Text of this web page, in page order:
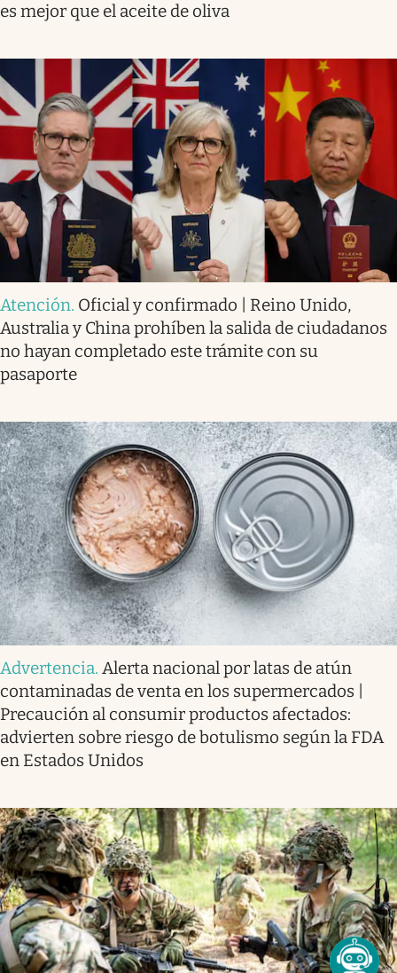
es mejor que el aceite de oliva
Atención. Oficial y confirmado | Reino Unido,
Australia y China prohíben la salida de ciudadanos
no hayan completado este trámite con su
pasaporte
Advertencia. Alerta nacional por latas de atún
contaminadas de venta en los supermercados |
Precaución al consumir productos afectados:
advierten sobre riesgo de botulismo según la FDA
en Estados Unidos